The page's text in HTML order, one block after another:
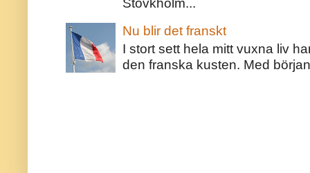
Nu blir det franskt
I stort sett hela mitt vuxna liv
den franska kusten. Med